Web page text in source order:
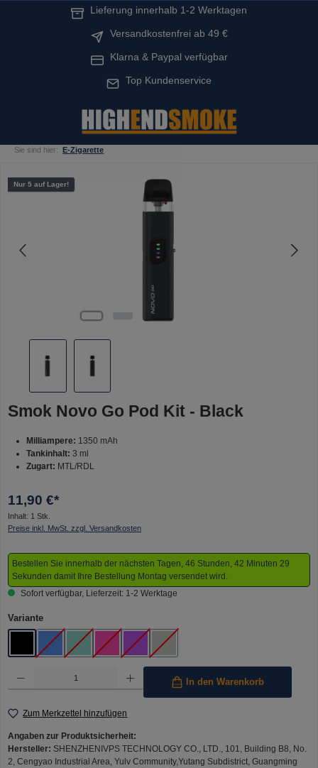
Lieferung innerhalb 1-2 Werktagen
Versandkostenfrei ab 49 €
Klarna & Paypal verfügbar
Top Kundenservice
Sie sind hier: E-Zigarette
Bildergalerie überspringen
Nur 5 auf Lager!
Smok Novo Go Pod Kit - Black
Milliampere: 1350 mAh
Tankinhalt: 3 ml
Zugart: MTL/RDL
11,90 €*
Inhalt: 1 Stk.
Preise inkl. MwSt. zzgl. Versandkosten
Bestellen Sie innerhalb der nächsten Tagen, 46 Stunden, 42 Minuten 28
Sekunden damit Ihre Bestellung Montag versendet wird.
Sofort verfügbar, Lieferzeit: 1-2 Werktage
Varianteauswählen
Black Blue Cyan
(Diese Option ist zurzeit nicht verfügbar.)
Mineral Green
(Diese Option ist zurzeit nicht verfügbar.)
(Diese Option ist zurzeit nicht verfügbar.)
Purple Gradient
(Diese Option ist zurzeit nicht verfügbar.)
Produkt Anzahl: Gib den gewünschten Wert ein oder benutze die Schaltflächen um die
In den Warenkorb
Zum Merkzettel hinzufügen
Angaben zur Produktsicherheit:
Hersteller: SHENZHENIVPS TECHNOLOGY CO., LTD., 101, Building B8, No.
2, Cengyao Industrial Area, Yulv Community,Yutang Subdistrict, Guangming